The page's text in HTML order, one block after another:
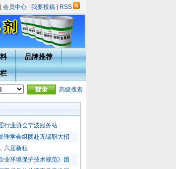
会员中心 我要投稿 RSS
品牌推荐
高级搜索
行业协会宁波服务站
理学会组团赴无锡职大招
六届新程
业环境保护技术规范》团